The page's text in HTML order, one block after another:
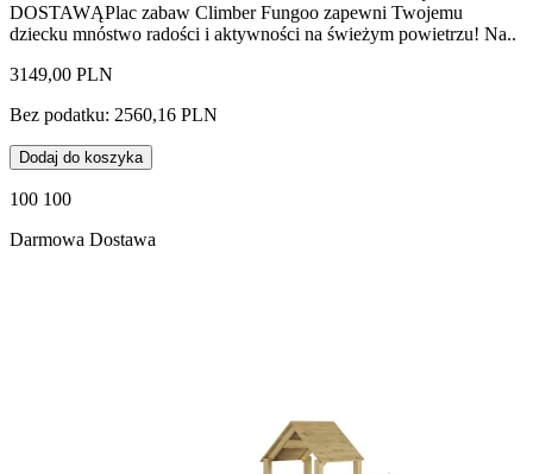
DOSTAWĄPlac zabaw Climber Fungoo zapewni Twojemu
dziecku mnóstwo radości i aktywności na świeżym powietrzu! Na..
3149,00 PLN
Bez podatku: 2560,16 PLN
Dodaj do koszyka
100 100
Darmowa Dostawa